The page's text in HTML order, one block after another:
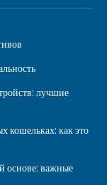
лучшие
кошельках: как это
основе: важные